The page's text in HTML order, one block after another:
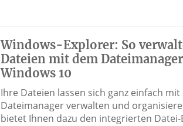
Windows-Explorer: So
Dateien mit dem
Windows 10
Ihre Dateien lassen sich ganz einfach mit
Dateimanager verwalten und
bietet Ihnen dazu den integrierten